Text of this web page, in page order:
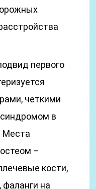
первого
четкими
в
Места
–
кости,
фаланги на